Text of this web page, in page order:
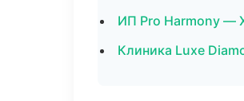
ИП Pro Harmony —
Клиника Luxe